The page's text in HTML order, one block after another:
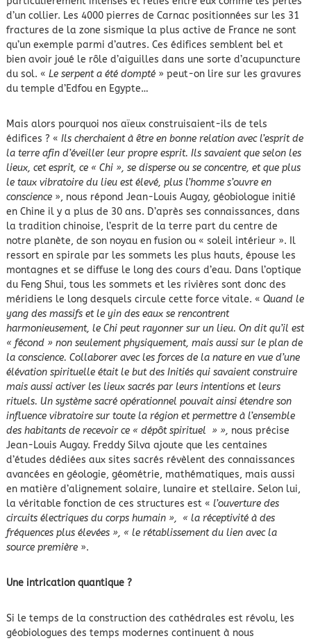
d’un collier. Les 4000 pierres de Carnac positionnées sur les 31
fractures de la zone sismique la plus active de France ne sont
qu’un exemple parmi d’autres. Ces édifices semblent bel et
bien avoir joué le rôle d’aiguilles dans une sorte d’acupuncture
du sol. « Le serpent a été dompté» peut-on lire sur les gravures
du temple d’Edfou en Egypte…
Mais alors pourquoi nos aïeux construisaient-ils de tels
édifices ? « Ils cherchaient à être en bonne relation avec l’esprit de
la terre afin d’éveiller leur propre esprit. Ils savaient que selon les
lieux, cet esprit, ce « Chi », se disperse ou se concentre, et que plus
le taux vibratoire du lieu est élevé, plus l’homme s’ouvre en
conscience», nous répond Jean-Louis Augay, géobiologue initié
en Chine il y a plus de 30 ans. D’après ses connaissances, dans
la tradition chinoise, l’esprit de la terre part du centre de
notre planète, de son noyau en fusion ou « soleil intérieur ». Il
ressort en spirale par les sommets les plus hauts, épouse les
montagnes et se diffuse le long des cours d’eau. Dans l’optique
du Feng Shui, tous les sommets et les rivières sont donc des
méridiens le long desquels circule cette force vitale. « Quand le
yang des massifs et le yin des eaux se rencontrent
harmonieusement, le Chi peut rayonner sur un lieu. On dit qu’il est
« fécond » non seulement physiquement, mais aussi sur le plan de
la conscience. Collaborer avec les forces de la nature en vue d’une
élévation spirituelle était le but des Initiés qui savaient construire
mais aussi activer les lieux sacrés par leurs intentions et leurs
rituels. Un système sacré opérationnel pouvait ainsi étendre son
influence vibratoire sur toute la région et permettre à l’ensemble
des habitants de recevoir ce « dépôt spirituel » », nous précise
Jean-Louis Augay. Freddy Silva ajoute que les centaines
d’études dédiées aux sites sacrés révèlent des connaissances
avancées en géologie, géométrie, mathématiques, mais aussi
en matière d’alignement solaire, lunaire et stellaire. Selon lui,
la véritable fonction de ces structures est « l’ouverture des
circuits électriques du corps humain », « la réceptivité à des
fréquences plus élevées », « le rétablissement du lien avec la
source première».
Une intrication quantique ?
Si le temps de la construction des cathédrales est révolu, les
géobiologues des temps modernes continuent à nous